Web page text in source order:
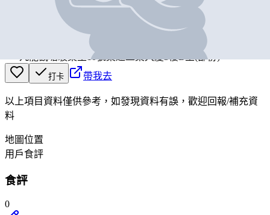
La Passion Patisserie Limited
九龍觀塘駿業里10號業運工業大廈3樓B室(部份)
打卡 帶我去
以上項目資料僅供參考，如發現資料有誤，歡迎回報/補充資
料
地圖位置
用戶食評
食評
0